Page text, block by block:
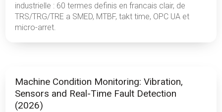
industrielle : 60 termes definis en francais clair, de
TRS/TRG/TRE a SMED, MTBF, takt time, OPC UA et
micro-arret.
Machine Condition Monitoring: Vibration,
Sensors and Real-Time Fault Detection
(2026)